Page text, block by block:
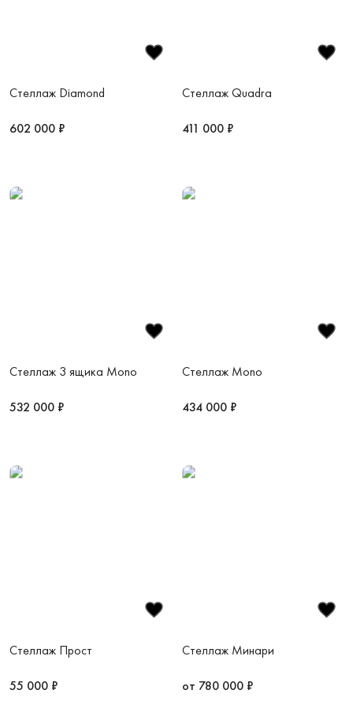
Стеллаж Diamond
602 000 ₽
Стеллаж Quadra
411 000 ₽
Стеллаж 3 ящика Mono
532 000 ₽
Стеллаж Mono
434 000 ₽
Стеллаж Прост
55 000 ₽
Стеллаж Минари
от 780 000 ₽